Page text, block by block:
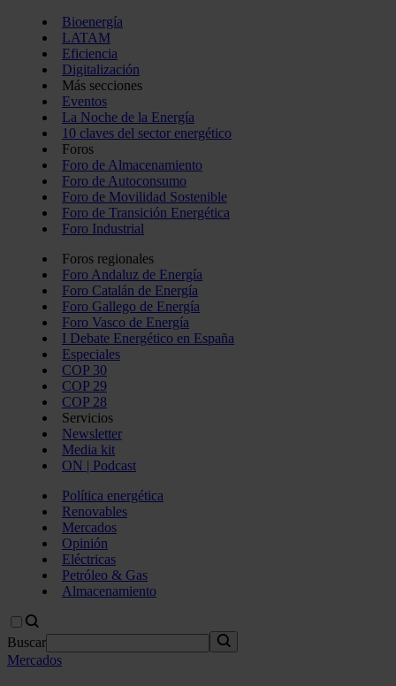
Bioenergía
LATAM
Eficiencia
Digitalización
Más secciones
Eventos
La Noche de la Energía
10 claves del sector energético
Foros
Foro de Almacenamiento
Foro de Autoconsumo
Foro de Movilidad Sostenible
Foro de Transición Energética
Foro Industrial
Foros regionales
Foro Andaluz de Energía
Foro Catalán de Energía
Foro Gallego de Energía
Foro Vasco de Energía
I Debate Energético en España
Especiales
COP 30
COP 29
COP 28
Servicios
Newsletter
Media kit
ON | Podcast
Política energética
Renovables
Mercados
Opinión
Eléctricas
Petróleo & Gas
Almacenamiento
Buscar
Mercados